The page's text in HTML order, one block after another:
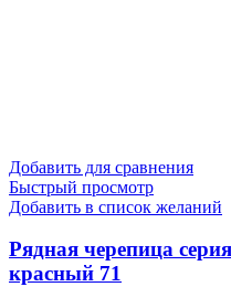
Добавить для сравнения
Быстрый просмотр
Добавить в список желаний
Рядная черепица
красный 71